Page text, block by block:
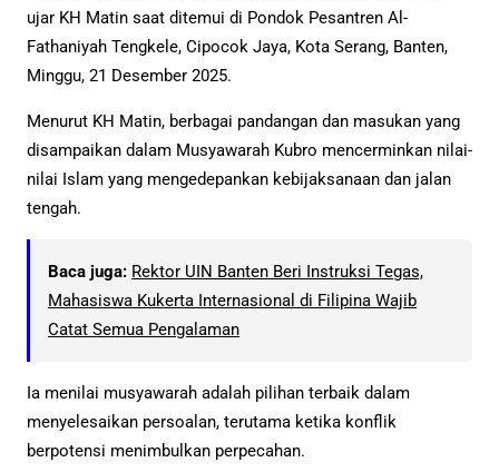
ujar KH Matin saat ditemui di Pondok Pesantren Al-
Fathaniyah Tengkele, Cipocok Jaya, Kota Serang, Banten,
Minggu, 21 Desember 2025.
Menurut KH Matin, berbagai pandangan dan masukan yang
disampaikan dalam Musyawarah Kubro mencerminkan nilai-
nilai Islam yang mengedepankan kebijaksanaan dan jalan
tengah.
Baca juga: Rektor UIN Banten Beri Instruksi Tegas,
Mahasiswa Kukerta Internasional di Filipina Wajib
Catat Semua Pengalaman
Ia menilai musyawarah adalah pilihan terbaik dalam
menyelesaikan persoalan, terutama ketika konflik
berpotensi menimbulkan perpecahan.